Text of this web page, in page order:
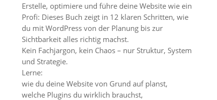
Erstelle, optimiere und führe deine Website wie ein
Profi: Dieses Buch zeigt in 12 klaren Schritten, wie
du mit WordPress von der Planung bis zur
Sichtbarkeit alles richtig machst.
Kein Fachjargon, kein Chaos – nur Struktur, System
und Strategie.
Lerne:
wie du deine Website von Grund auf planst,
welche Plugins du wirklich brauchst,